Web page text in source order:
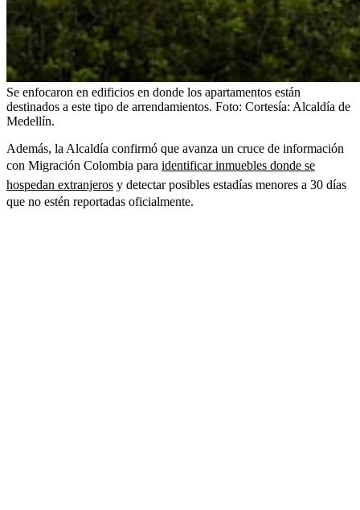
Se enfocaron en edificios en donde los apartamentos están
destinados a este tipo de arrendamientos. Foto: Cortesía: Alcaldía de
Medellín.
Además, la Alcaldía confirmó que avanza un cruce de información
con Migración Colombia para identificar inmuebles donde se
hospedan extranjeros y detectar posibles estadías menores a 30 días
que no estén reportadas oficialmente.